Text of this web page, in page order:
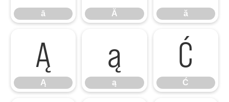
ā Ă ă
Ą
Ą
ą
ą
Ć
Ć